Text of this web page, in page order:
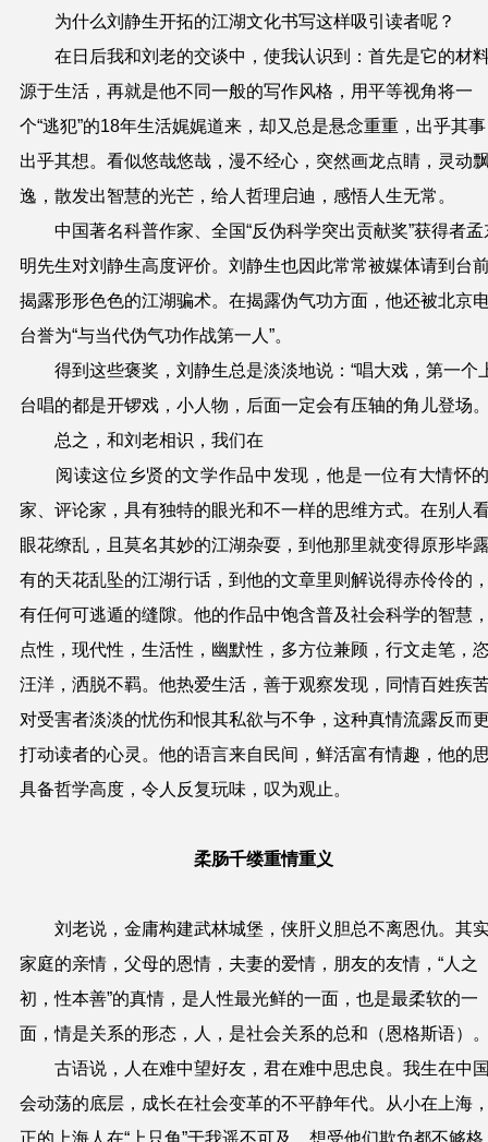
为什么刘静生开拓的江湖文化书写这样吸引读者呢？
在日后我和刘老的交谈中，使我认识到：首先是它的材
源于生活， 再就是他不同一般的写作风格， 用平等视角将一
个“逃犯”的18年生活娓娓道来，却又总是悬念重重，出乎其
出乎其想。看似悠哉悠哉，漫不经心，突然画龙点睛 ，灵动
逸，散发出智慧的光芒，给人哲理启迪 ， 感悟人生无常。
中国著名科普作家、全国“反伪科学突出贡献奖”获得者孟
明先生对刘静生高度评价。刘静生也因此常常被媒体请到台
揭露形形色色的江湖骗术。在揭露伪气功方面，他还被北京
台誉为“与当代伪气功作战第一人”。
得到这些褒奖，刘静生总是淡淡地说：“唱大戏，第一个
台唱的都是开锣戏，小人物，后面一定会有压轴的角儿登场
总之，和刘老相识，我们在
阅读这位乡贤的文学作品中 发现，他是一位有大情怀
家、评论家， 具有独特的眼光和不一样的思维方式。在别人
眼花缭乱，且莫名其妙的江湖杂耍， 到他那里就变得原形毕
有的天花乱坠的江湖行话，到他的文章里则解说得赤伶伶的
有任何可逃遁的缝隙。他的作品中饱含普及社会科学的智慧
点性，现代性，生活性，幽默性， 多方位兼顾 ， 行文走笔，
汪洋，洒脱不羁。他热爱生活，善于观察发现，同情百姓疾
对受害者淡淡的忧伤和恨其私欲与不争 ，这种真情流露反而
打动读者的心灵 。 他的语言来自民间，鲜活富有情趣，他的
具备哲学高度，令人反复玩味，叹为观止。
柔肠千缕重情重义
刘老说，金庸构建武林城堡，侠肝义胆总不离恩仇。其
家庭的亲情，父母的恩情，夫妻的爱情，朋友的友情，“人之
初，性本善”的真情，是人性最光鲜的一面，也是最柔软的一
面，情是关系的形态，人，是社会关系的总和（恩格斯语）
古语说，人在难中望好友，君在难中思忠良。我生在中
会动荡的底层 ，成长在社会变革的不平静年代。
从小在上海
正的 上海人在“ 上只角”于我遥不可及，想受他们欺负都不够格